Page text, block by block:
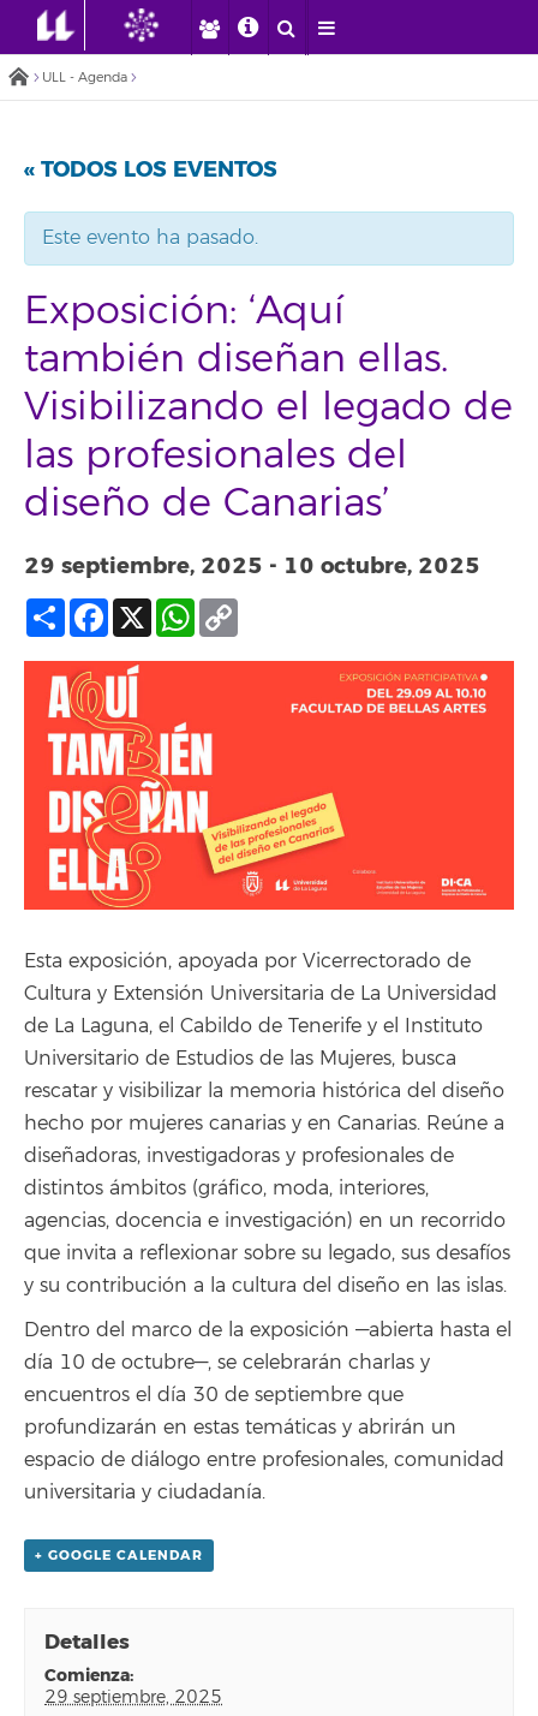
ULL - Agenda
« TODOS LOS EVENTOS
Este evento ha pasado.
Exposición: ‘Aquí
también diseñan ellas.
Visibilizando el legado de
las profesionales del
diseño de Canarias’
29 septiembre, 2025 - 10 octubre, 2025
Compartir
Facebook
X WhatsApp
Esta exposición, apoyada por Vicerrectorado de
Cultura y Extensión Universitaria de La Universidad
de La Laguna, el Cabildo de Tenerife y el Instituto
Universitario de Estudios de las Mujeres, busca
rescatar y visibilizar la memoria histórica del diseño
hecho por mujeres canarias y en Canarias. Reúne a
diseñadoras, investigadoras y profesionales de
distintos ámbitos (gráfico, moda, interiores,
agencias, docencia e investigación) en un recorrido
que invita a reflexionar sobre su legado, sus desafíos
y su contribución a la cultura del diseño en las islas.
Dentro del marco de la exposición —abierta hasta el
día 10 de octubre—, se celebrarán charlas y
encuentros el día 30 de septiembre que
profundizarán en estas temáticas y abrirán un
espacio de diálogo entre profesionales, comunidad
universitaria y ciudadanía.
+ GOOGLE CALENDAR
Detalles
comienza:
29 septiembre, 2025